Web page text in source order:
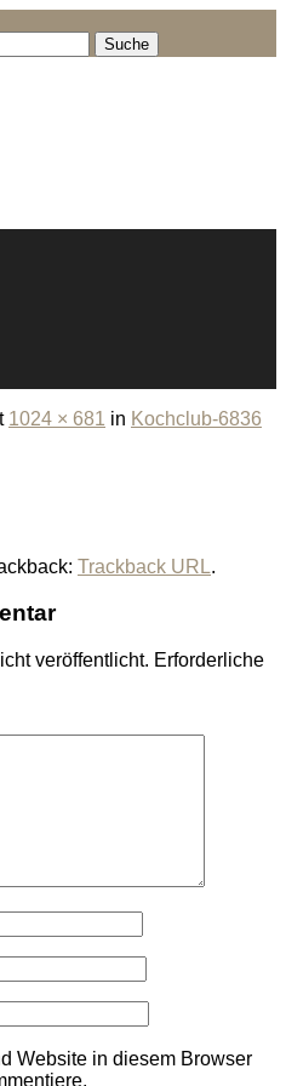
1024 × 681 in Kochclub-6836
Trackback URL.
veröffentlicht. Erforderliche
Website in diesem Browser